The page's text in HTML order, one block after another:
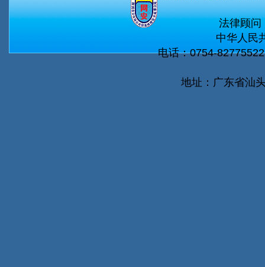
法律顾问
中华人民
电话：0754-
地址：广东省汕